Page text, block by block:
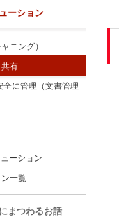
ーション
ニング）
有
全に管理（文書管理
ーション
一覧
まつわるお話